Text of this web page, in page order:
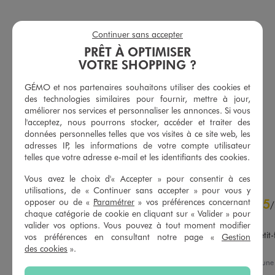
Bermuda ample et chic en viscose-lin avec ceinture femme
22,99 €
5/5 de moyenne
(41 avis)
AJOUTERAU PANIER
Short en jean coupe large fendu sur les côtés femme
15,99 €
5/5 de moyenne
(67 avis)
AJOUTER AU PANIER
4.7/5
Basé sur65 avis soumis à un
5/
Avis vérifié et récompensé
Tee-shirt choisi par mon
vêtement.
, suite à
Martine J.
PRÊT À OPTIMISER
VOTRE SHOPPING ?
GÉMO et nos partenaires souhaitons utiliser des cookies et
des technologies similaires pour fournir, mettre à jour,
améliorer nos services et personnaliser les annonces. Si vous
l'acceptez, nous pourrons stocker, accéder et traiter des
données personnelles telles que vos visites à ce site web, les
adresses IP, les informations de votre compte utilisateur
telles que votre adresse e-mail et les identifiants des cookies.
Vous avez le choix d'« Accepter » pour consentir à ces
utilisations, de « Continuer sans accepter » pour vous y
opposer ou de « Paramétrer » vos préférences concernant
chaque catégorie de cookie en cliquant sur « Valider » pour
valider vos options. Vous pouvez à tout moment modifier
vos préférences en consultant notre page « Gestion
des cookies ».
Continuer sans accepter